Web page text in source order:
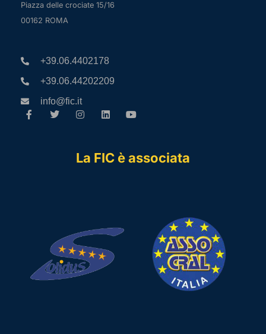
Piazza delle crociate 15/16
00162 ROMA
+39.06.4402178
+39.06.44202209
info@fic.it
La FIC è associata